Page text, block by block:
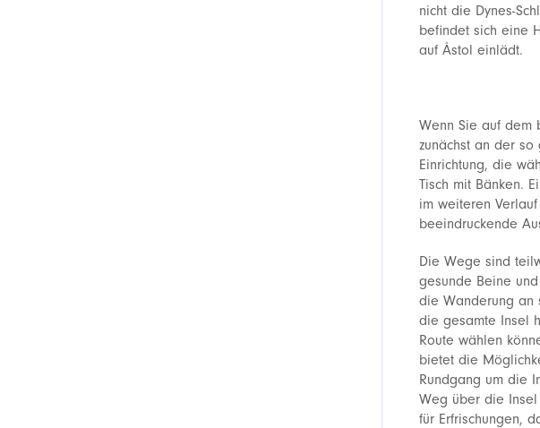
nicht die Dynes-
befindet sich eine
auf Åstol einlädt.
Wenn Sie auf dem
zunächst an der
Einrichtung, die
Tisch mit Bänken.
im weiteren
beeindruckende
Die Wege sind
gesunde Beine
die Wanderung an
die gesamte Insel
Route wählen
bietet die
Rundgang um die
Weg über die
für Erfrischungen,